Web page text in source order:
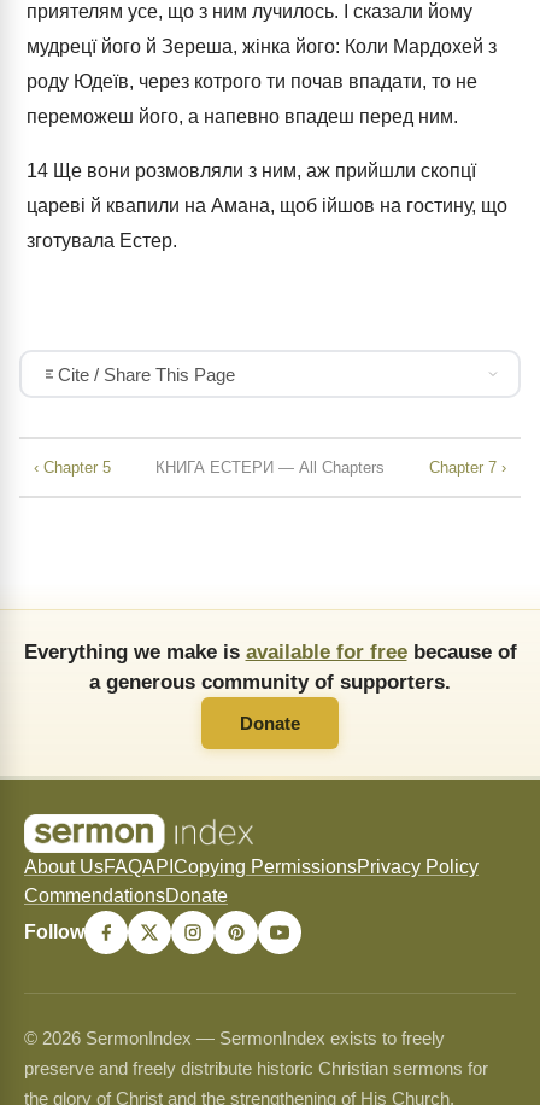
приятелям усе, що з ним лучилось. І сказали йому
мудрецї його й Зереша, жінка його: Коли Мардохей з
роду Юдеїв, через котрого ти почав впадати, то не
переможеш його, а напевно впадеш перед ним.
14 Ще вони розмовляли з ним, аж прийшли скопцї
цареві й квапили на Амана, щоб ійшов на гостину, що
зготувала Естер.
Cite / Share This Page
‹ Chapter 5 КНИГА ЕСТЕРИ — All Chapters Chapter 7 ›
Everything we make is available for freebecause of
a generous community of supporters.
Donate
About UsFAQAPI Copying PermissionsPrivacy Policy
CommendationsDonate
Follow
© 2026 SermonIndex — SermonIndex exists to freely
preserve and freely distribute historic Christian sermons for
the glory of Christ and the strengthening of His Church.